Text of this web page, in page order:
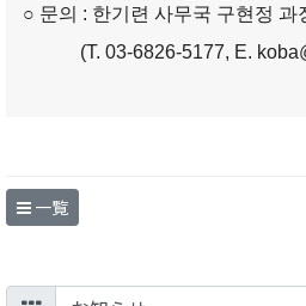
○ 문의 : 한기련 사무국 구현정 과
(T. 03-6826-5177, E.
一覧